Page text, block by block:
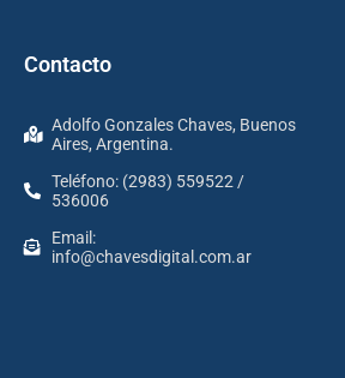
Contacto
Adolfo Gonzales Chaves, Buenos
Aires, Argentina.
Teléfono: (2983) 559522 /
536006
Email:
info@chavesdigital.com.ar